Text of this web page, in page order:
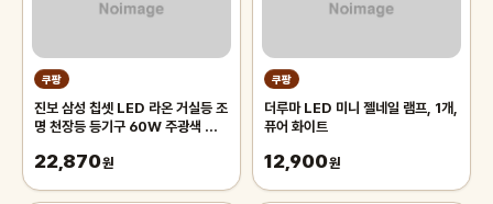
쿠팡
진보 삼성 칩셋 LED 라온 거실등 조
명 천장등 등기구 60W 주광색 플리
22,870원
쿠팡
더루마 LED 미니 젤네일 램프, 1개,
퓨어 화이트
12,900원